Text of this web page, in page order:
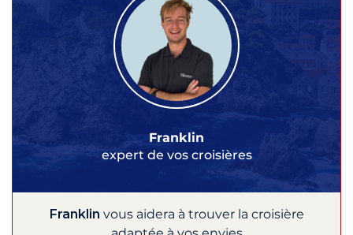
Franklin
expert de vos croisières
Franklin vous aidera à trouver la croisière